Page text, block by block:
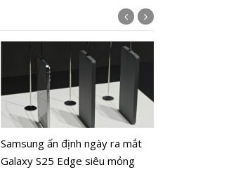
Samsung ấn định ngày ra mắt
Galaxy S25 Edge siêu mỏng